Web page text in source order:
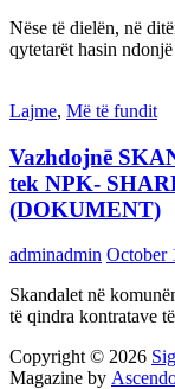
Nëse të dielën, në
qytetarët hasin
Lajme, Më të fundit
Vazhdojnē
tek NPK-
(DOKUMENT)
adminadmin October
Skandalet në
të qindra kontratave
Copyright © 2026
Magazine by